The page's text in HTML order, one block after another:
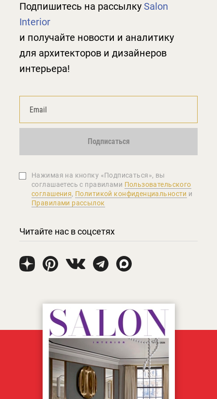
Подпишитесь на рассылку Salon
Interior
и получайте новости и аналитику
для архитекторов и дизайнеров
интерьера!
Подписаться
Нажимая на кнопку «Подписаться», вы
соглашаетеcь с правилами Пользовательского
соглашения, Политикой конфиденциальности и
Правилами рассылок
Читайте нас в соцсетях